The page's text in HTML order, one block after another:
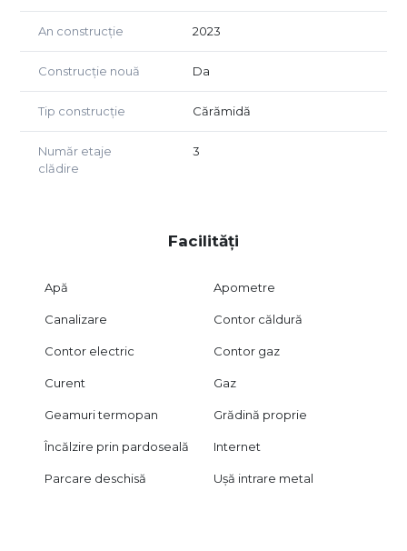
priveliște
Al doilea dormitor, de asemenea cu baie proprie
Zonă rezidențială nouă, liniștită, vedere panoramică asupra
Compartimentare ideală pentru familii
Pentru mai multe detalii sau programarea unei vizionări,
An construcție 2023
Construcție nouă Da
Tip construcție Cărămidă
Număr etaje
clădire
3
Facilități
Apă Apometre
Canalizare Contor căldură
Contor electric Contor gaz
Curent Gaz
Geamuri termopan Grădină proprie
Încălzire prin pardoseală Internet
Parcare deschisă Ușă intrare metal